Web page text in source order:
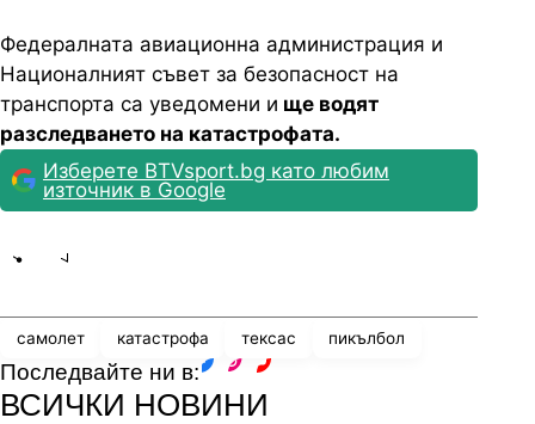
Федералната авиационна администрация и
Националният съвет за безопасност на
транспорта са уведомени и ще водят
разследването на катастрофата.
Изберете BTVsport.bg като любим
източник в Google
самолет катастрофа тексас пикълбол
Последвайте ни в:
ВСИЧКИ НОВИНИ